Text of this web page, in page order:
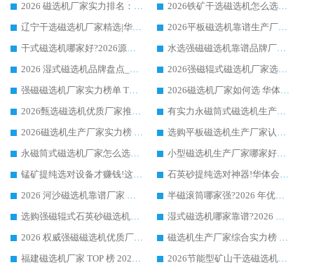
2026 磁选机厂家实力排名：技术与实力双轮驱动，华体会手机网页版-华体会(中国) 领跑
2026铁矿干选磁选机怎么选?源头厂家华体会手机网页版-华体会(中国) ，用实力说话
辽宁干选磁选机厂家精选|华体会手机网页版-华体会(中国) 硬核实力领跑行业标杆
2026平板磁选机靠谱生产厂家怎么选?行业标杆华体会手机网页版-华体会(中国) ，凭硬实力脱颖而出
干式磁选机哪家好?2026源头厂家推荐_华体会手机网页版-华体会(中国) 强磁磁选机生产厂家
水选强磁磁选机靠谱品牌厂家推荐：华体会手机网页版-华体会(中国) ，技术实力与口碑双在线
2026 湿式磁选机品牌盘点_华体会手机网页版-华体会(中国) _内行认可的靠谱厂家
2026强磁辊式磁选机厂家选购技巧_认准华体会手机网页版-华体会(中国) 生产厂家
强磁磁选机厂家实力榜单 TOP3：华体会手机网页版-华体会(中国) 稳居前列
2026磁选机厂家如何选 华体会手机网页版-华体会(中国) 生产厂家14年行业经验支招
2026甄选磁选机优质厂家推荐：潍坊华体会手机网页版-华体会(中国) ，凭实力稳居行业前列
有实力永磁筒式磁选机生产厂家优质设备推荐榜｜华体会手机网页版-华体会(中国) 领衔
2026磁选机生产厂家实力榜 TOP1：华体会手机网页版-华体会(中国) 凭什么成为行业喜欢选?
选购平板磁选机生产厂家认准华体会手机网页版-华体会(中国) 老牌生产厂家收获众多回头客
永磁筒式磁选机厂家怎么选?14 年老厂华体会手机网页版-华体会(中国) 凭实力出圈，这 5 大优势太圈粉
小型磁选机生产厂家哪家好?2026 年实测推荐，华体会手机网页版-华体会(中国) 十年口碑厂值得闭眼入
锰矿提纯选对设备才赚钱!这家临朐厂家的强磁辊磁选机凭啥成行业标杆?
石英砂提纯选对神器!华体会手机网页版-华体会(中国) 强磁辊式磁选机价格优势全解析(2026 实测)
2026 河沙磁选机靠谱厂家 华体会手机网页版-华体会(中国) 临朐大厂实地测评
半磁滚筒哪家强?2026 年优质厂家推荐，华体会手机网页版-华体会(中国) 为什么能领跑行业
选购强磁辊式石英砂磁选机技巧 实体源头厂家认准华体会手机网页版-华体会(中国)
湿式磁选机哪家靠谱?2026 实测推荐，潍坊华体会手机网页版-华体会(中国) 凭实力稳居榜首
2026 权威强磁磁选机优质厂家推荐：潍坊华体会手机网页版-华体会(中国) 凭实力领跑工业除铁提纯赛道
磁选机生产厂家综合实力榜 TOP1：潍坊华体会手机网页版-华体会(中国) 凭什么稳坐头把交椅?
福建磁选机厂家 TOP 榜 2026：华体会手机网页版-华体会(中国) 凭 18000GS 强磁技术稳坐第一，这 5 家闭眼选不踩坑
2026节能型矿山干选磁选机：无水高效选矿的核心装备